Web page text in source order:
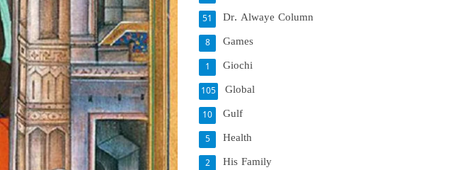
Dr. Alwaye Column
51
Games
8
Giochi
1
Global
105
Gulf
10
Health
5
His Family
2